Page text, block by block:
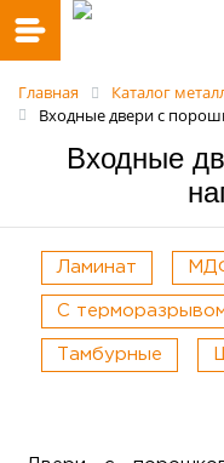
Главная Каталог
Входные двери с
Входные
Ламинат
С
Тамбурные